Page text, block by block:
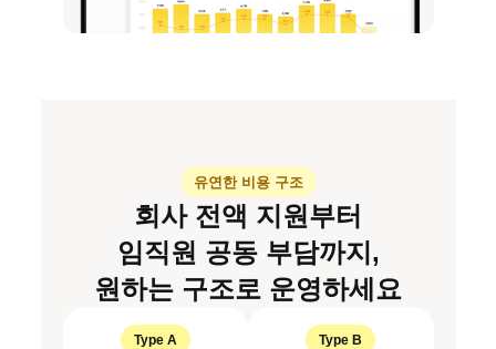
유연한 비용 구조
회사 전액 지원부터
임직원 공동 부담까지,
원하는 구조로 운영하세요
Type A Type B